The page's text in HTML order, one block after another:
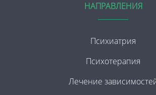
НАПРАВЛЕНИЯ
Психиатрия
Психотерапия
Лечение